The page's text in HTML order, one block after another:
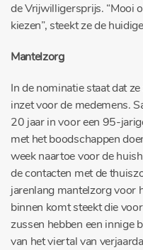
de Vrijwilligersprijs. “Mooi
kiezen”, steekt ze de
Mantelzorg
In de nominatie staat dat
inzet voor de medemens.
20 jaar in voor een 95-
met het boodschappen
week naartoe voor de
de contacten met de
jarenlang mantelzorg voor
binnen komt steekt die
zussen hebben een innige
van het viertal van